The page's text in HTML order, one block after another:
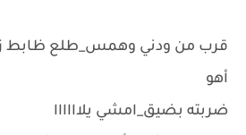
قرب من ودني وهمس_طلع ظابط
أهو
ضربته بضيق_امشي يلاااااا